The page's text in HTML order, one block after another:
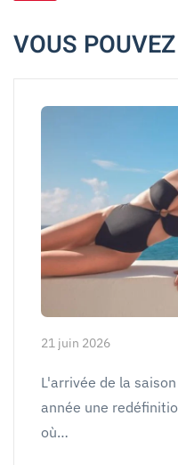
VOUS
21 juin 2026
L'arrivée de la
année une
où…